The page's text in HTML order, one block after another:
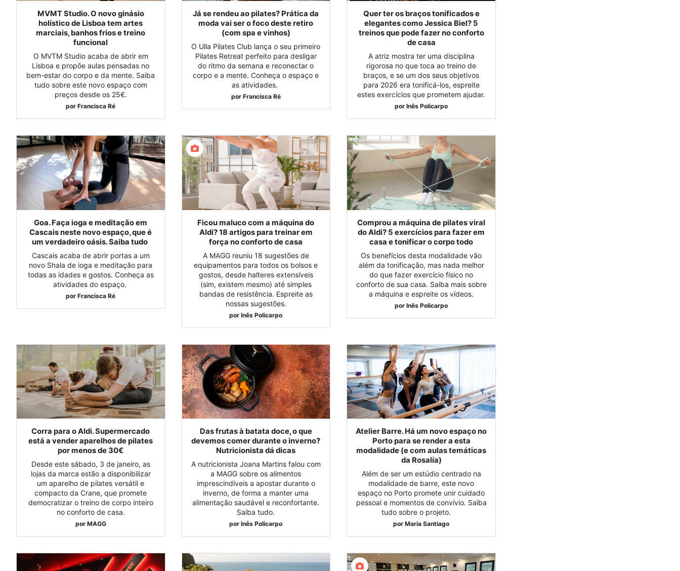
MVMT Studio. O novo ginásio
holístico de Lisboa tem artes
marciais, banhos frios e treino
funcional
O MVTM Studio acaba de abrir em
Lisboa e propõe aulas pensadas no
bem-estar do corpo e da mente. Saiba
tudo sobre este novo espaço com
preços desde os 25€.
por Francisca Ré
Já se rendeu ao pilates? Prática da
moda vai ser o foco deste retiro
(com spa e vinhos)
O Ulla Pilates Club lança o seu primeiro
Pilates Retreat perfeito para desligar
do ritmo da semana e reconectar o
corpo e a mente. Conheça o espaço e
as atividades.
por Francisca Ré
Quer ter os braços tonificados e
elegantes como Jessica Biel? 5
treinos que pode fazer no conforto
de casa
A atriz mostra ter uma disciplina
rigorosa no que toca ao treino de
braços, e se um dos seus objetivos
para 2026 era tonificá-los, espreite
estes exercícios que prometem ajudar.
por Inês Policarpo
Goa. Faça ioga e meditação em
Cascais neste novo espaço, que é
um verdadeiro oásis. Saiba tudo
Cascais acaba de abrir portas a um
novo Shala de ioga e meditação para
todas as idades e gostos. Conheça as
atividades do espaço.
por Francisca Ré
Ficou maluco com a máquina do
Aldi? 18 artigos para treinar em
força no conforto de casa
A MAGG reuniu 18 sugestões de
equipamentos para todos os bolsos e
gostos, desde halteres extensíveis
(sim, existem mesmo) até simples
bandas de resistência. Espreite as
nossas sugestões.
por Inês Policarpo
Comprou a máquina de pilates viral
do Aldi? 5 exercícios para fazer em
casa e tonificar o corpo todo
Os benefícios desta modalidade vão
além da tonificação, mas nada melhor
do que fazer exercício físico no
conforto de sua casa. Saiba mais sobre
a máquina e espreite os vídeos.
por Inês Policarpo
Corra para o Aldi. Supermercado
está a vender aparelhos de pilates
por menos de 30€
Desde este sábado, 3 de janeiro, as
lojas da marca estão a disponibilizar
um aparelho de pilates versátil e
compacto da Crane, que promete
democratizar o treino de corpo inteiro
no conforto de casa.
por MAGG
Das frutas à batata doce, o que
devemos comer durante o inverno?
Nutricionista dá dicas
A nutricionista Joana Martins falou com
a MAGG sobre os alimentos
imprescindíveis a apostar durante o
inverno, de forma a manter uma
alimentação saudável e reconfortante.
Saiba tudo.
por Inês Policarpo
Atelier Barre. Há um novo espaço no
Porto para se render a esta
modalidade (e com aulas temáticas
da Rosalía)
Além de ser um estúdio centrado na
modalidade de barre, este novo
espaço no Porto promete unir cuidado
pessoal e momentos de convívio. Saiba
tudo sobre o projeto.
por Maria Santiago